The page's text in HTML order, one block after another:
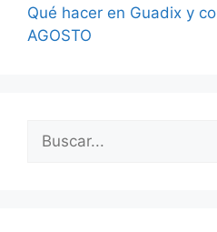
Qué hacer en Guadix y
AGOSTO